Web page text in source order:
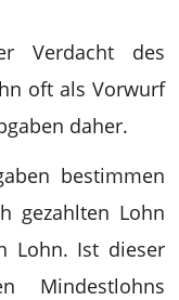
Verdacht des
oft als Vorwurf
daher.
bestimmen
gezahlten Lohn
Lohn. Ist dieser
Mindestlohns